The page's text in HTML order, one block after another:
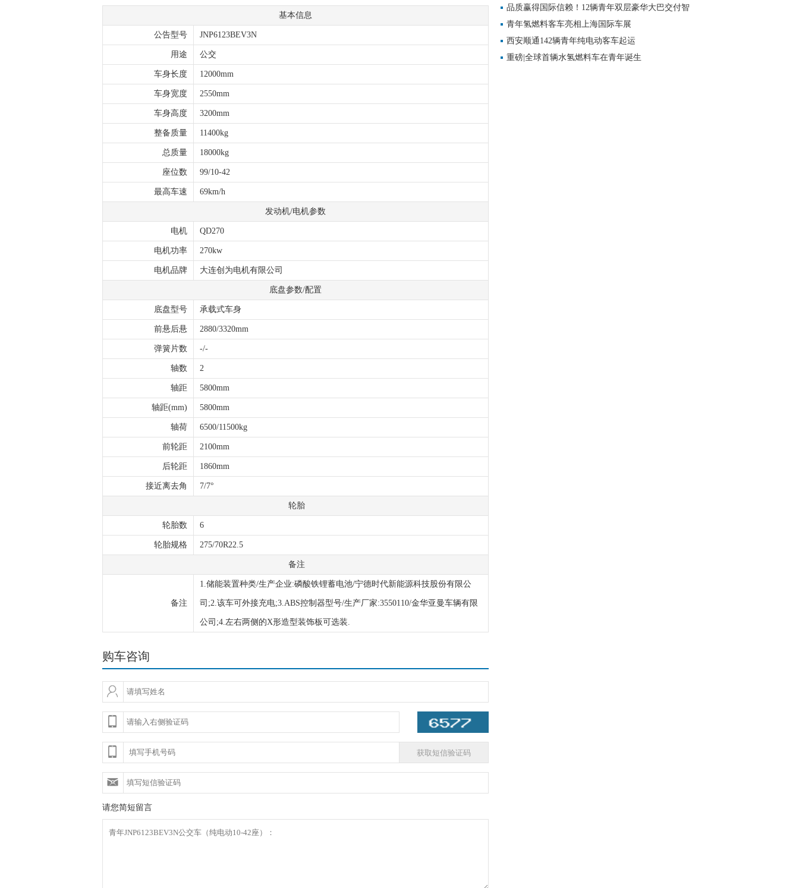
基本信息
公告型号 JNP6123BEV3N
用途 公交
车身长度 12000mm
车身宽度 2550mm
车身高度 3200mm
整备质量 11400kg
总质量 18000kg
座位数 99/10-42
最高车速 69km/h
发动机/电机参数
电机 QD270
电机功率 270kw
电机品牌 大连创为电机有限公司
底盘参数/配置
底盘型号 承载式车身
前悬后悬 2880/3320mm
弹簧片数 -/-
轴数 2
轴距 5800mm
轴距(mm) 5800mm
轴荷 6500/11500kg
前轮距 2100mm
后轮距 1860mm
接近离去角 7/7°
轮胎
轮胎数 6
轮胎规格 275/70R22.5
备注
备注
1.储能装置种类/生产企业:磷酸铁锂蓄电池/宁德时代新能源科技股份有限公
司;2.该车可外接充电;3.ABS控制器型号/生产厂家:3550110/金华亚曼车辆有限
公司;4.左右两侧的X形造型装饰板可选装.
购车咨询
请您简短留言
品质赢得国际信赖！12辆青年双层豪华大巴交付智
利青年氢燃料客车亮相上海国际车展
西安顺通142辆青年纯电动客车起运
重磅|全球首辆水氢燃料车在青年诞生